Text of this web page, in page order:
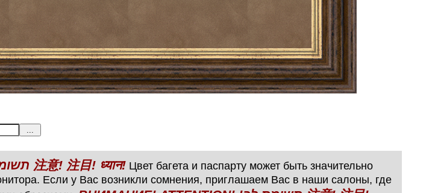
ВНИМАНИЕ! ATTENTION! !תשומת לב 注意! 注目! ध्यान! Цвет багета и паспарту может быть значительно
Если у Вас возникли сомнения, приглашаем Вас в наши салоны, где